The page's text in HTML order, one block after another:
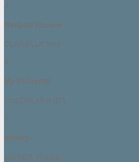
3
Respire Encore
CLARA LUCIANI
4
My Universe
COLDPLAY X BTS
5
Infinity
JAYMES YOUNG